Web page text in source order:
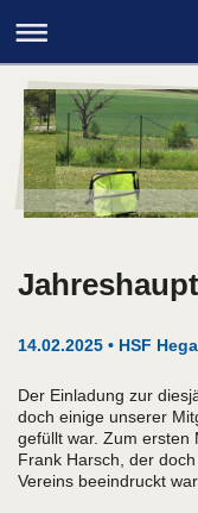
14.02.2025 • HSF
Der Einladung zur
doch einige unserer
gefüllt war. Zum ersten
Frank Harsch, der
Vereins beeindruckt